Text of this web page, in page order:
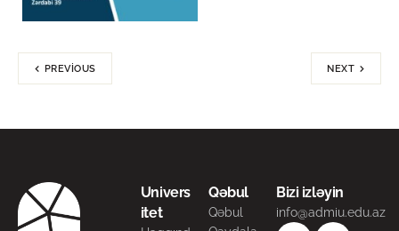
PREVIOUS NEXT
Univers
itet
Qəbul
Qəbul
Bizi izləyin
info@admiu.edu.az